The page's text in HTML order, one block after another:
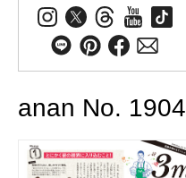
anan No. 1904